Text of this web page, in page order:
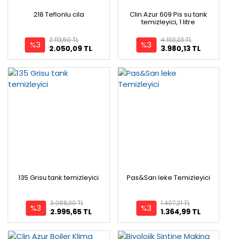
218 Teflonlu cila
%3 2.050,09 TL
2.113,50 TL
Clin Azur 609 Pis su tank
temizleyici, 1 litre
%3 3.980,13 TL
4.103,23 TL
135 Grisu tank temizleyici
%3 2.995,65 TL
3.088,30 TL
Pas&Sarı leke Temizleyici
%3 1.364,99 TL
1.407,21 TL